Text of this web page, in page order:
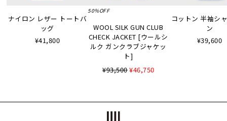
ナイロン レザー トートバ
ッグ
¥41,800
50%OFF
WOOL SILK GUN CLUB
CHECK JACKET [ウールシ
ルク ガンクラブジャケッ
ト]
¥93,500¥46,750
コットン 半袖シ
ン
¥39,600